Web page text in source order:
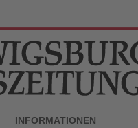
INFORMATIONEN